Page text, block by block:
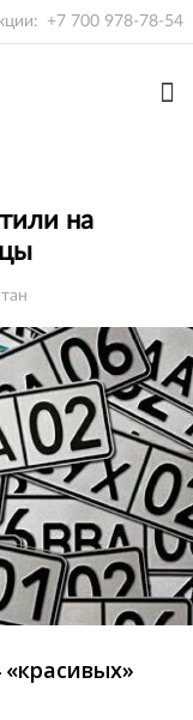
+7 700 978-78-54
на